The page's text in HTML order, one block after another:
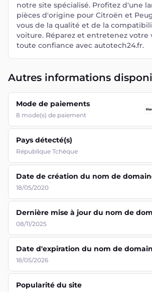
notre site spécialisé. Profitez d'une
pièces d'origine pour Citroën et
vous de la qualité et de la
voiture. Réparez et entretenez votre
toute confiance avec autotech24.fr.
Autres informations
Mode de paiements
8 mode(s) de paiement
Pays détecté(s)
République Tchèque
Date de création du nom de
18/05/2020
Dernière mise à jour du nom de
08/11/2025
Date d'expiration du nom de
18/05/2026
Popularité du site